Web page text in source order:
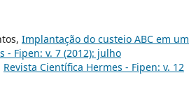
Implantação do custeio ABC em
- Fipen: v. 7 (2012): julho
Revista Científica Hermes - Fipen: v. 12